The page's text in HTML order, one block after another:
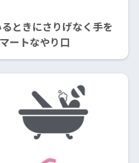
ときにさりげなく手を
ートなやり口